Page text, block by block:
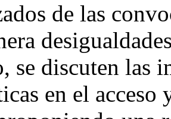
de las
se discuten las
en el